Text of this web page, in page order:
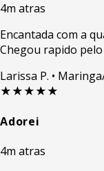
4m atras
Encantada com a
Chegou rapido
Larissa P. •
★★★★★
Adorei
4m atras